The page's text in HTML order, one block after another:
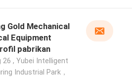
Gold Mechanical
Equipment
pabrikan
26 , Yubei Intelligent
Industrial Park，